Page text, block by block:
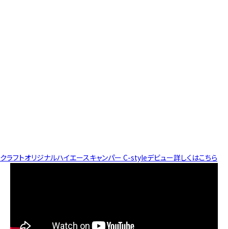
クラフトオリジナルハイエースキャンパー C-styleデビュー詳しくはこちら